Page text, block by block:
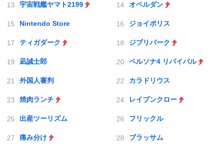
宇宙戦艦ヤマト2199 オベルダン
Nintendo Store ジョイポリス
ティガダーク ジブリパーク
凪誠士郎 ペルソナ4 リバイバル
外国人審判 カラドリウス
焼肉ランチ レイブンクロー
出産ツーリズム フリックル
痛み分け ブラッサム